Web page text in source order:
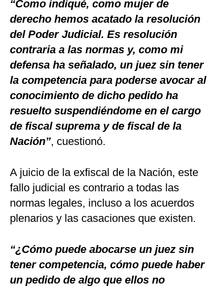
“Como indiqué, como mujer de
derecho hemos acatado la resolución
del Poder Judicial. Es resolución
contraria a las normas y, como mi
defensa ha señalado, un juez sin tener
la competencia para poderse avocar al
conocimiento de dicho pedido ha
resuelto suspendiéndome en el cargo
de fiscal suprema y de fiscal de la
Nación”, cuestionó.
A juicio de la exfiscal de la Nación, este
fallo judicial es contrario a todas las
normas legales, incluso a los acuerdos
plenarios y las casaciones que existen.
“¿Cómo puede abocarse un juez sin
tener competencia, cómo puede haber
un pedido de algo que ellos no